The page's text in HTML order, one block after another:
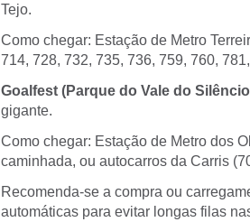
Tejo.
Como chegar: Estação de Metro
714, 728, 732, 735, 736, 759, 760,
Goalfest (Parque do Vale do
gigante.
Como chegar: Estação de Metro dos
caminhada, ou autocarros da Carris
Recomenda-se a compra ou
automáticas para evitar longas filas